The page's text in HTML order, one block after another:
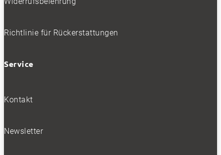
Richtlinie für Rückerstattungen
Service
Kontakt
Newsletter